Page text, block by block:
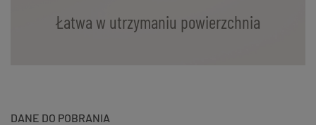
Łatwa w utrzymaniu powierzchnia
DANE DO POBRANIA